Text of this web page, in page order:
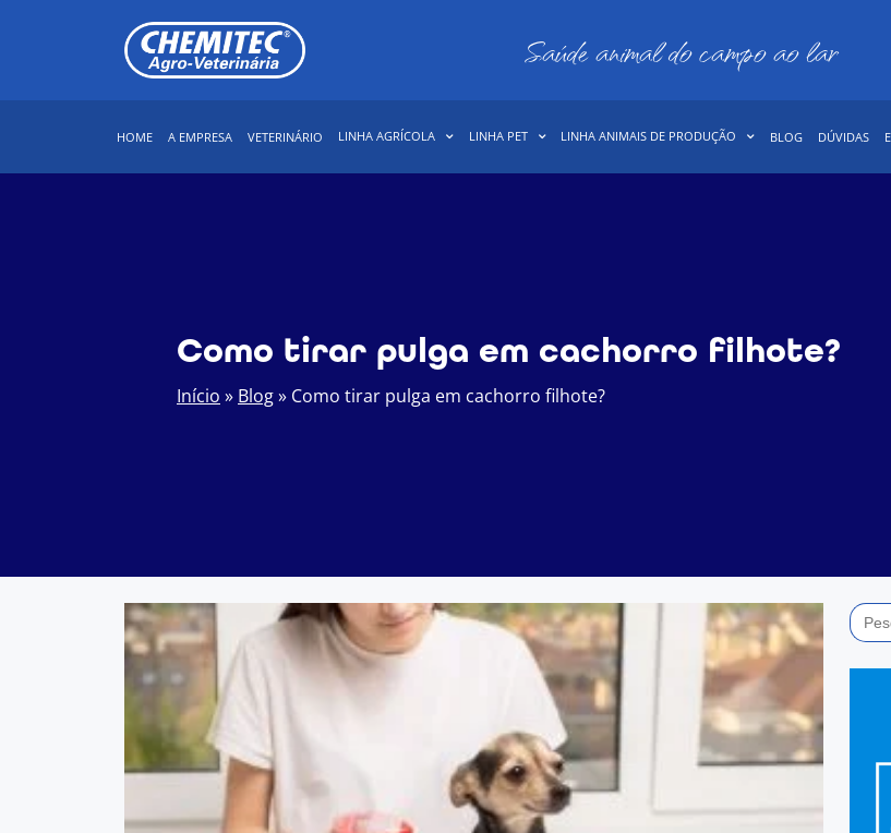
Saúde animal do campo ao lar
HOME A EMPRESA VETERINÁRIO LINHA AGRÍCOLA LINHA PET LINHA ANIMAIS DE PRODUÇÃO BLOG DÚVIDAS
Como tirar pulga em cachorro filhote?
Início » Blog» Como tirar pulga em cachorro filhote?
for: